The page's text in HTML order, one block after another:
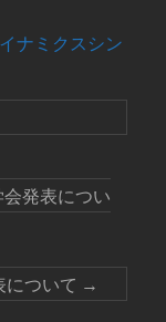
ナミクスシン
会発表につい
について →